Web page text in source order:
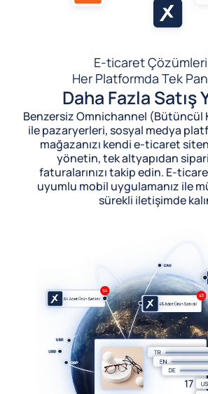
E-ticaret Çözümleri
Her Platformda Tek
Daha Fazla Satış
Benzersiz Omnichannel (Bütüncül
ile pazaryerleri, sosyal medya
mağazanızı kendi e-ticaret
yönetin, tek altyapıdan
faturalarınızı takip edin. E-
uyumlu mobil uygulamanız ile
sürekli iletişimde